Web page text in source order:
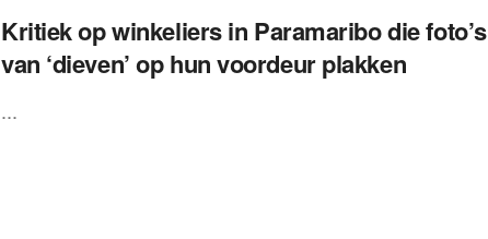
Kritiek op winkeliers in Paramaribo die foto’s
van ‘dieven’ op hun voordeur plakken
...